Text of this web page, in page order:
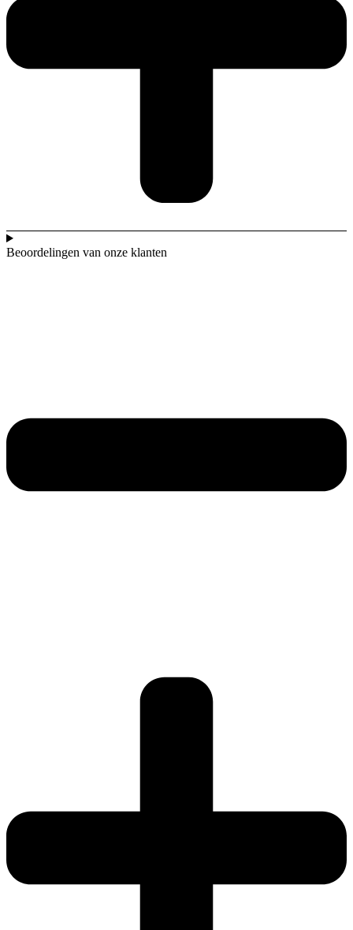
Beoordelingen van onze klanten